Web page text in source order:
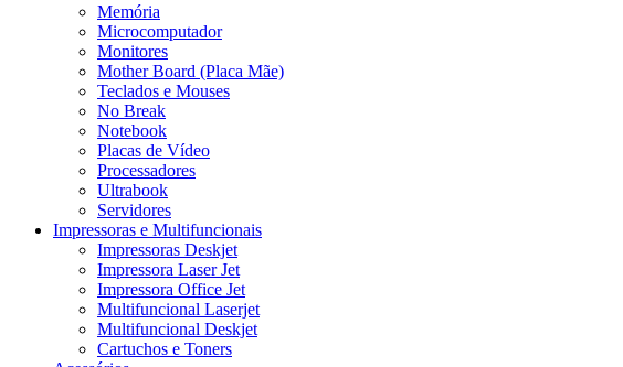
Memória
Microcomputador
Monitores
Mother Board (Placa Mãe)
Teclados e Mouses
No Break
Notebook
Placas de Vídeo
Processadores
Ultrabook
Servidores
Impressoras e Multifuncionais
Impressoras Deskjet
Impressora Laser Jet
Impressora Office Jet
Multifuncional Laserjet
Multifuncional Deskjet
Cartuchos e Toners